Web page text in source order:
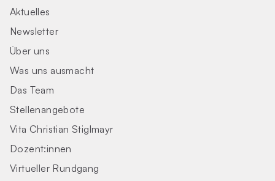
Aktuelles
Newsletter
Über uns
Was uns ausmacht
Das Team
Stellenangebote
Vita Christian Stiglmayr
Dozent:innen
Virtueller Rundgang